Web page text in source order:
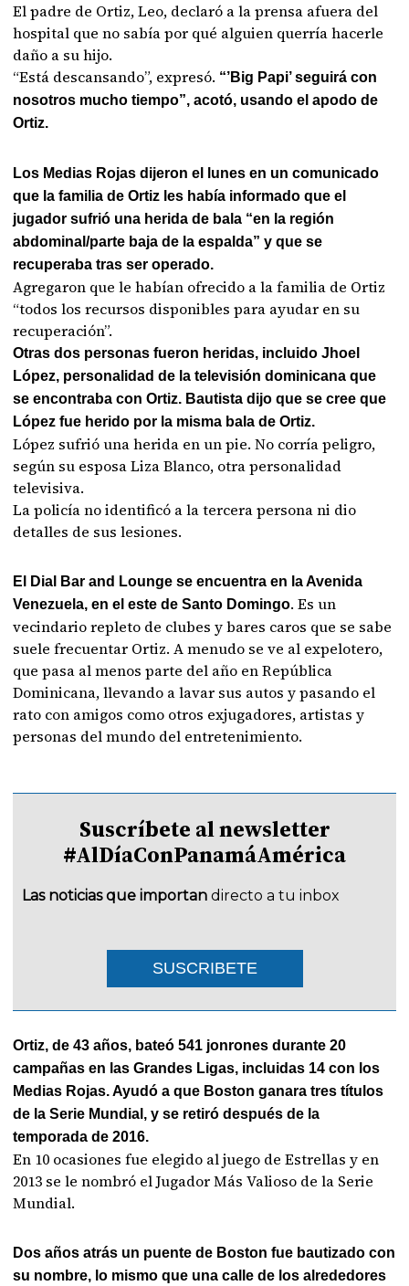
El padre de Ortiz, Leo, declaró a la prensa afuera del
hospital que no sabía por qué alguien querría hacerle
daño a su hijo.
“Está descansando”, expresó. “’Big Papi’ seguirá con
nosotros mucho tiempo”, acotó, usando el apodo de
Ortiz.
Los Medias Rojas dijeron el lunes en un comunicado
que la familia de Ortiz les había informado que el
jugador sufrió una herida de bala “en la región
abdominal/parte baja de la espalda” y que se
recuperaba tras ser operado.
Agregaron que le habían ofrecido a la familia de Ortiz
“todos los recursos disponibles para ayudar en su
recuperación”.
Otras dos personas fueron heridas, incluido Jhoel
López, personalidad de la televisión dominicana que
se encontraba con Ortiz. Bautista dijo que se cree que
López fue herido por la misma bala de Ortiz.
López sufrió una herida en un pie. No corría peligro,
según su esposa Liza Blanco, otra personalidad
televisiva.
La policía no identificó a la tercera persona ni dio
detalles de sus lesiones.
El Dial Bar and Lounge se encuentra en la Avenida
Venezuela, en el este de Santo Domingo. Es un
vecindario repleto de clubes y bares caros que se sabe
suele frecuentar Ortiz. A menudo se ve al expelotero,
que pasa al menos parte del año en República
Dominicana, llevando a lavar sus autos y pasando el
rato con amigos como otros exjugadores, artistas y
personas del mundo del entretenimiento.
Suscríbete al newsletter
#AlDíaConPanamáAmérica
Las noticias que importan directo a tu inbox
SUSCRIBETE
Ortiz, de 43 años, bateó 541 jonrones durante 20
campañas en las Grandes Ligas, incluidas 14 con los
Medias Rojas. Ayudó a que Boston ganara tres títulos
de la Serie Mundial, y se retiró después de la
temporada de 2016.
En 10 ocasiones fue elegido al juego de Estrellas y en
2013 se le nombró el Jugador Más Valioso de la Serie
Mundial.
Dos años atrás un puente de Boston fue bautizado con
su nombre, lo mismo que una calle de los alrededores